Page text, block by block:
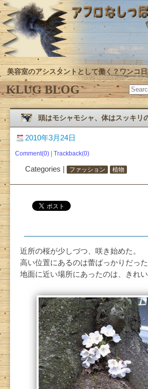
美容室のアシスタントとして働く？ワンコ
KLUG BLOG
頭はモシャモシャ、体はスッキリ
2010年3月24日
Comment(0) Trackback(0)
Categories | ファッション 植物
近所の桜が少しづつ、咲き始めた。
高い位置にあるのは蕾ばっかりだった
地面に近い場所にあったのは、きれい